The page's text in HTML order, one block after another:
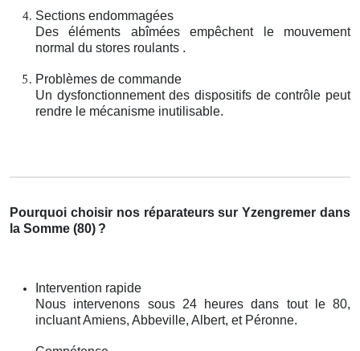
Sections endommagées
Des éléments abîmées empêchent le mouvement
normal du stores roulants .
Problèmes de commande
Un dysfonctionnement des dispositifs de contrôle peut
rendre le mécanisme inutilisable.
Pourquoi choisir nos réparateurs sur Yzengremer dans
la Somme (80) ?
Intervention rapide
Nous intervenons sous 24 heures dans tout le 80,
incluant Amiens, Abbeville, Albert, et Péronne.